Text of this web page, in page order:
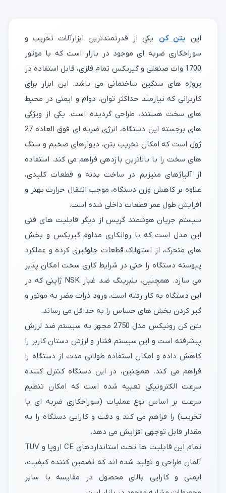
این بتن کن
یکی از قدرتمندترین ابزارآلات تخریب و
سوراخکاری ضربه ای موجود در بازار است که با موتور
1700 وات صنعتی و گیربکس تمام فلزی، قابل استفاده در
پروژه های سنگین ساختمانی می باشد. این ابزار برای
کاربرانی که نیازمند حداکثر توان، دوام و ایمنی در محیط
های سخت هستند، طراحی گردیده است. یکی از ویژگی
های برجسته این دستگاه، انرژی ضربه ای فوق العاده 27
ژول است که امکان تخریب بتن، دیوارهای ضخیم و سنگ
های سخت را با بالاترین بازدهی فراهم می کند. استفاده
از آلیاژهای منیزیم در ساخت بدنه و قطعات کلیدی،
علاوه بر کاهش وزن دستگاه، موجب انتقال حرارت بهتر و
افزایش طول عمر قطعات داخلی شده است.
سیستم جریان هوشمند گریس از دیگر قابلیت های فنی
این مدل است که با روانکاری مداوم گیربکس و بخش
های متحرک، از استهلاک قطعات جلوگیری کرده و عملکرد
پیوسته دستگاه را حتی در شرایط کاری سخت امکان پذیر
می سازد. همچنین، بلبرینگ ضد غبار NSK ژاپنی که در
این دستگاه به کار رفته است، ورود ذرات مضر به موتور و
گیر کردن بخش های حساس را به حداقل می رساند.
بتن کن رونیکس مدل 2750 مجهز به سیستم ضد لرزش
پیشرفته است و این سیستم فشار و لرزش دستان کاربر را
کاهش داده و امکان استفاده طولانی مدت از دستگاه را
فراهم می کند. همچنین، در این دستگاه کنترل کننده
سرعت الکترونیکی تعبیه شده است که امکان تنظیم
سرعت بر اساس نوع عملیات (سوراخکاری ضربه ای یا
تخریب) را فراهم می کند و دقت و کارایی دستگاه را به
مقدار قابل توجهی افزایش می دهد.
تمام این قابلیت ها تخت استانداردهای CE اروپا و TUV
آلمان طراحی و تولید شده اند که تضمین کننده کیفیت،
ایمنی و کارایی بالای محصول در مقایسه با سایر